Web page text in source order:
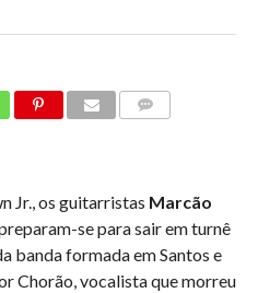
Jr., os guitarristas Marcão
se para sair em turnê
banda formada em Santos e
Chorão, vocalista que morreu